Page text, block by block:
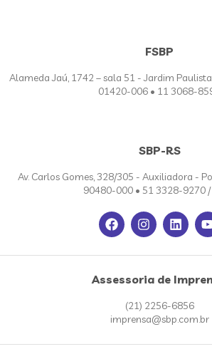
FSBP
Alameda Jaú, 1742 – sala 51 - Jardim Paulista
01420-006 • 11 3068-
SBP-RS
Av. Carlos Gomes, 328/305 - Auxiliadora -
90480-000 • 51 3328-9270
Assessoria de
(21) 2256-6856
imprensa@sbp.com.br